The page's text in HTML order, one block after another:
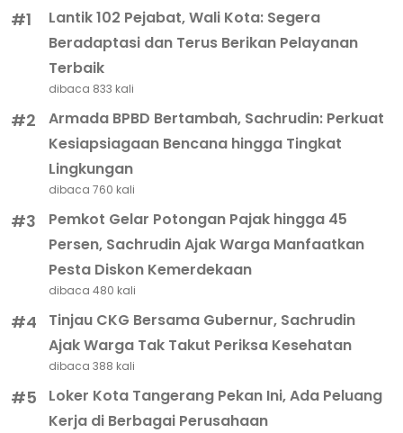
#1
Lantik 102 Pejabat, Wali Kota: Segera
Beradaptasi dan Terus Berikan Pelayanan
Terbaik
dibaca 833 kali
#2
Armada BPBD Bertambah, Sachrudin: Perkuat
Kesiapsiagaan Bencana hingga Tingkat
Lingkungan
dibaca 760 kali
#3
Pemkot Gelar Potongan Pajak hingga 45
Persen, Sachrudin Ajak Warga Manfaatkan
Pesta Diskon Kemerdekaan
dibaca 480 kali
#4
Tinjau CKG Bersama Gubernur, Sachrudin
Ajak Warga Tak Takut Periksa Kesehatan
dibaca 388 kali
#5
Loker Kota Tangerang Pekan Ini, Ada Peluang
Kerja di Berbagai Perusahaan